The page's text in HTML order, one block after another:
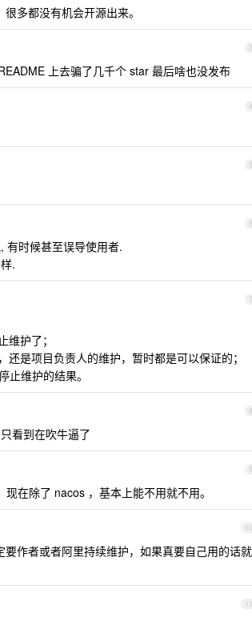
多都没有机会开源出来。
3
上去骗了几千个 star 最后啥也没发布
4
5
6
有时候甚至误导使用者.
.
7
护了；
是项目负责人的维护，暂时都是可以保证的；
维护的结果。
8
看到在吹牛逼了
9
在除了 nacos ，基本上能不用就不用。
10
作者或者阿里持续维护，如果真要自己用的话就
11